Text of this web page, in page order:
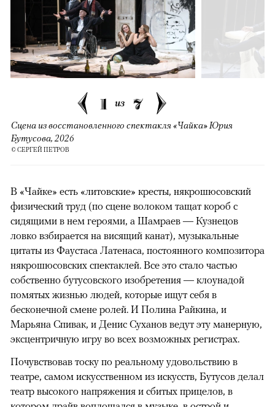
1 из 7
Сцена из восстановленного спектакля «Чайка» Юрия
Бутусова, 2026
© СЕРГЕЙ ПЕТРОВ
В «Чайке» есть «литовские» кресты, някрошюсовский
физический труд (по сцене волоком тащат короб с
сидящими в нем героями, а Шамраев — Кузнецов
ловко взбирается на висящий канат), музыкальные
цитаты из Фаустаса Латенаса, постоянного композитора
някрошюсовских спектаклей. Все это стало частью
собственно бутусовского изобретения — клоунадой
помятых жизнью людей, которые ищут себя в
бесконечной смене ролей. И Полина Райкина, и
Марьяна Спивак, и Денис Суханов ведут эту манерную,
эксцентричную игру во всех возможных регистрах.
Почувствовав тоску по реальному удовольствию в
театре, самом искусственном из искусств, Бутусов делал
театр высокого напряжения и сбитых прицелов, в